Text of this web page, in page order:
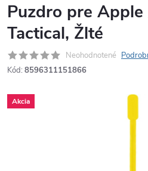
Puzdro pre Apple
Tactical, Žlté
Neohodnotené
Kód: 8596311151866
Akcia